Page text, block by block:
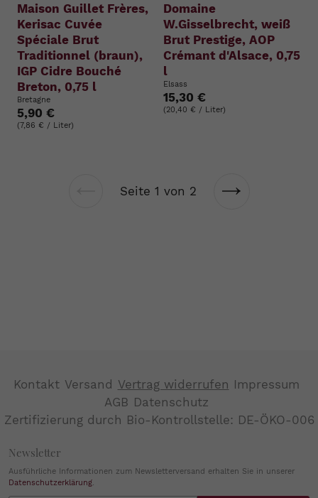
Maison Guillet Frères,
Kerisac Cuvée
Spéciale Brut
Traditionnel (braun),
IGP Cidre Bouché
Breton, 0,75 l
Bretagne
5,90 €
(7,86 € / Liter)
Domaine
W.Gisselbrecht, weiß
Brut Prestige, AOP
Crémant d'Alsace, 0,75
l
Elsass
15,30 €
(20,40 € / Liter)
Vorherige
Seite 1 von 2
Nächste
Kontakt Versand Vertrag widerrufen Impressum
AGB Datenschutz
Zertifizierung durch Bio-Kontrollstelle: DE-ÖKO-006
Newsletter
Ausführliche Informationen zum Newsletterversand erhalten Sie in unserer
Datenschutzerklärung.